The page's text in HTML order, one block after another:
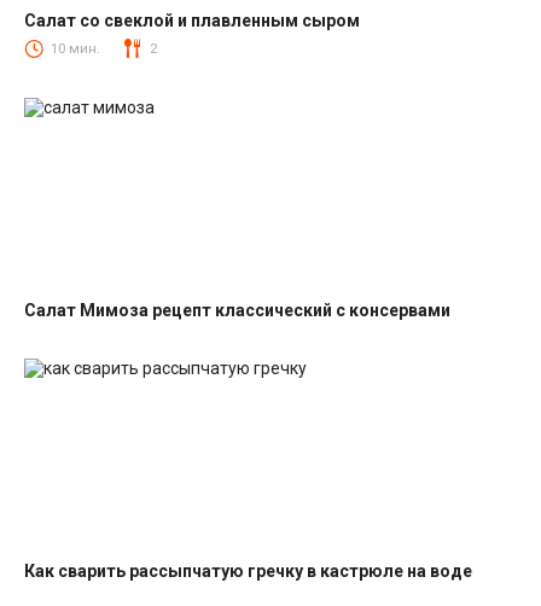
Салаты со свеклой
Салат со свеклой и плавленным сыром
10 мин. 2
Салат Мимоза рецепт классический с консервами
Как сварить рассыпчатую гречку в кастрюле на воде